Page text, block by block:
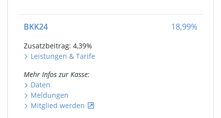
BKK24
Zusatzbeitrag: 4,39%
Leistungen &Tarife
Mehr Infos zur Kasse:
Daten
Meldungen
Mitglied werden
18,99%